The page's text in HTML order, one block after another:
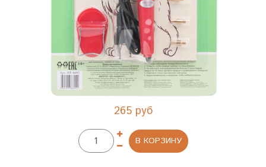
265 руб
В КОРЗИНУ